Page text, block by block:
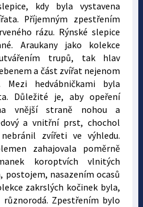
kdy byla vystavena
Příjemným zpestřením
rázu. Rýnské slepice
Araukany jako kolekce
trupů, tak hlav
a část zvířat nejenom
hedvábničkami byla
Důležité je, aby opeření
vnější straně nohou a
a vnitřní prst, chochol
zvířeti ve výhledu.
zahajovala poměrně
koroptvích vlnitých
postojem, nasazením ocasů
zakrslých kočinek byla,
Zpestřením bylo